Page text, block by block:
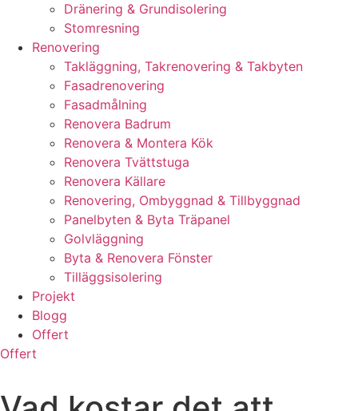
Dränering & Grundisolering
Stomresning
Renovering
Takläggning, Takrenovering & Takbyten
Fasadrenovering
Fasadmålning
Renovera Badrum
Renovera & Montera Kök
Renovera Tvättstuga
Renovera Källare
Renovering, Ombyggnad & Tillbyggnad
Panelbyten & Byta Träpanel
Golvläggning
Byta & Renovera Fönster
Tilläggsisolering
Projekt
Blogg
Offert
Offert